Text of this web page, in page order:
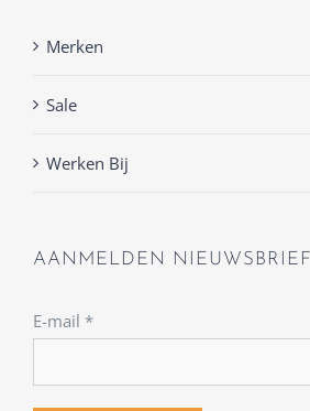
Merken
Sale
Werken Bij
AANMELDEN NIEUWSBRIEF
E-mail *